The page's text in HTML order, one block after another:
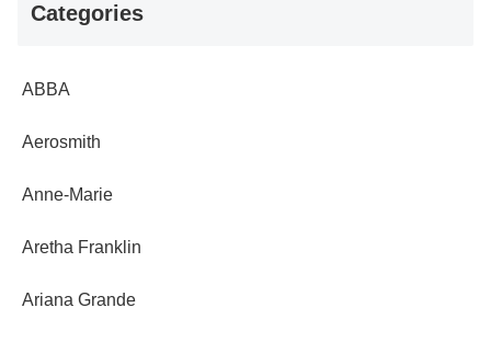
Categories
ABBA
Aerosmith
Anne-Marie
Aretha Franklin
Ariana Grande